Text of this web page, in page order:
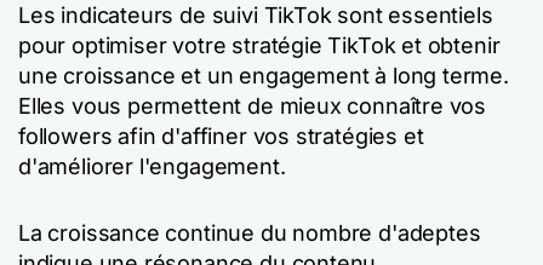
Les indicateurs de suivi TikTok sont essentiels
pour optimiser votre stratégie TikTok et obtenir
une croissance et un engagement à long terme.
Elles vous permettent de mieux connaître vos
followers afin d'affiner vos stratégies et
d'améliorer l'engagement.
La croissance continue du nombre d'adeptes